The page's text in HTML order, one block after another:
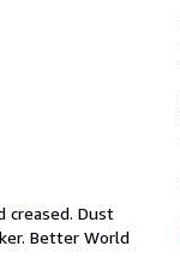
creased. Dust
Better World